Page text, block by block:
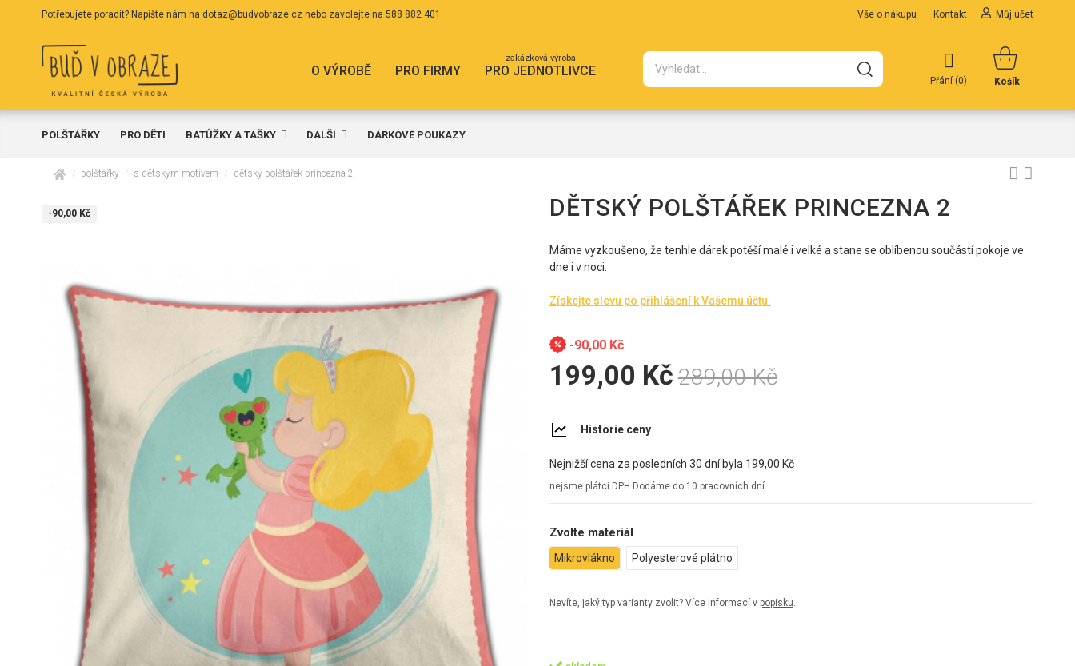
Potřebujete poradit? Napište nám na dotaz@budvobraze.cz nebo zavolejte na 588 882 401 . Vše o nákupu Kontakt Můj účet
PRO JEDNOTLIVCE
zakázková výroba
PRO FIRMY
O VÝROBĚ
Přání (0) Košík
POLŠTÁŘKY PRO DĚTI BATŮŽKY A TAŠKY DALŠÍ DÁRKOVÉ POUKAZY
domů polštářky s dětským motivem dětský polštářek princezna 2
-90,00 Kč DĚTSKÝ POLŠTÁŘEK PRINCEZNA 2
Máme vyzkoušeno, že tenhle dárek potěší malé i velké a stane se oblíbenou součástí pokoje ve
dne i v noci.
Získejte slevu po přihlášení k Vašemu účtu.
-90,00 Kč
199,00 Kč 289,00 Kč
Historie ceny
Nejnižší cena za posledních 30 dní byla 199,00 Kč
nejsme plátci DPH Dodáme do 10 pracovních dní
Zvolte materiál
Mikrovlákno Polyesterové plátno
Nevíte, jaký typ varianty zvolit? Více informací v popisku